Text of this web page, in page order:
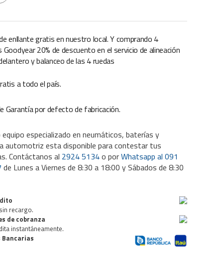
enllante gratis en nuestro local. Y comprando 4
Goodyear 20% de descuento en el servicio de alineación
y balanceo de las 4 ruedas
a todo el país.
Garantía por defecto de fabricación.
especializado en neumáticos, baterías y
automotriz esta disponible para contestar tus
Contáctanos al 2924 5134o porWhatsapp al 091
de Lunes a Viernes de 8:30 a 18:00 y Sábados de 8:30
recargo.
de cobranza
instantáneamente.